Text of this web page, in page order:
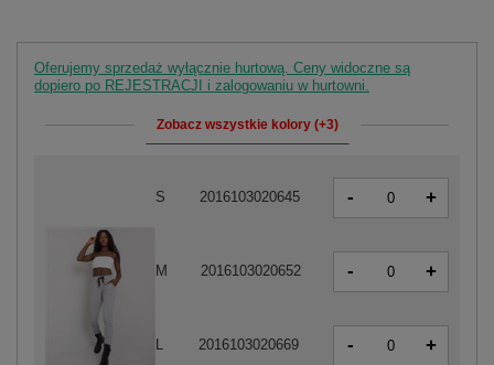
Oferujemy sprzedaż wyłącznie hurtową. Ceny widoczne są
dopiero po REJESTRACJI i zalogowaniu w hurtowni.
Zobacz wszystkie kolory (+3)
S 2016103020645 - +
M 2016103020652 - +
L 2016103020669 - +